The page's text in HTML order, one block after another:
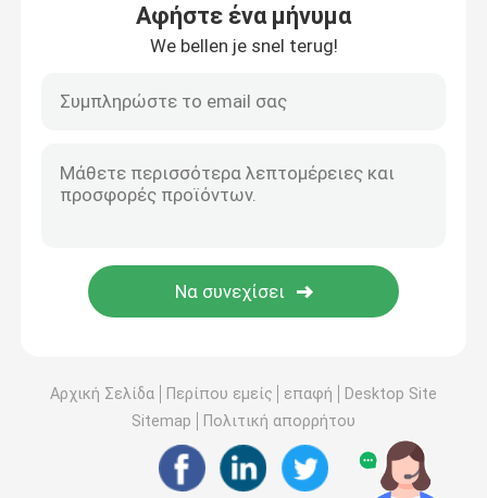
Αφήστε ένα μήνυμα
We bellen je snel terug!
Αρχική Σελίδα Περίπου εμείς επαφή
Desktop Site
Sitemap
Πολιτική απορρήτου